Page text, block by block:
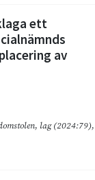
ett
av
, lag (2024:79),